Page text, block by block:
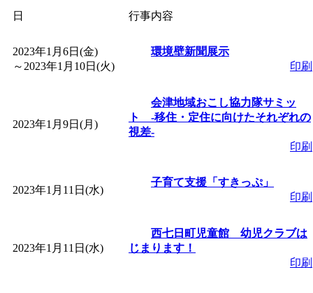
間：2026/07/09～
「皆鶴姫のこびる塾
」 受付期間：～
「子育て講座「ばん
「 子育て交流広場「
間：2026/07/13～2026/
日 行事内容
2023年1月6日(金)
～ 2023年1月10日(火)
環境壁新聞展示
印刷
2023年1月9日(月)
会津地域おこし協力隊サミッ
ト ‐移住・定住に向けたそれぞれの
視差‐
印刷
2023年1月11日(水)
子育て支援「すきっぷ」
印刷
2023年1月11日(水)
西七日町児童館 幼児クラブは
じまります！
印刷